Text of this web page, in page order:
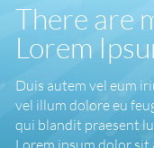
There are
Lorem
Duis autem vel eum
vel illum dolore eu
qui blandit praesent
Lorem ipsum dolor sit